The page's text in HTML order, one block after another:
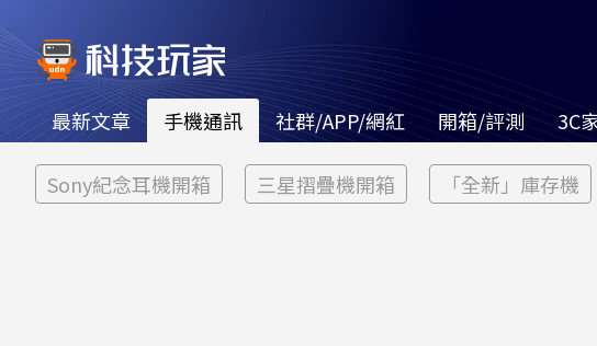
最新文章 手機通訊 社群/APP/網紅 開箱/評測 3C
Sony紀念耳機開箱 三星摺疊機開箱 「全新」庫存機